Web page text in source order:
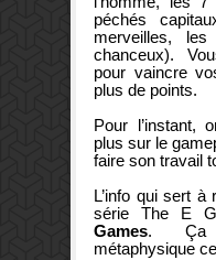
péchés
merveilles,
chanceux).
pour vaincre
plus de points.
Pour l’instant,
plus sur le
faire son travail
L’info qui sert à
série The E
Games. Ça
métaphysique